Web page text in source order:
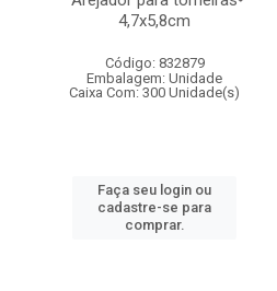
4,7x5,8cm
Código: 832879
Embalagem: Unidade
Caixa Com: 300 Unidade(s)
Faça seu login ou
cadastre-se para
comprar.